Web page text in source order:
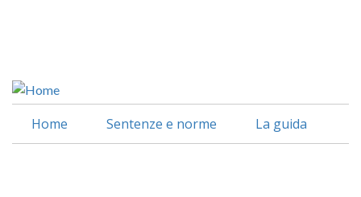
Home Sentenze e norme La guida